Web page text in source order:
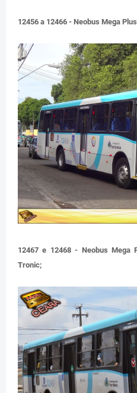
12456 a 12466 - Neobus Mega
12467 e 12468 - Neobus Mega
Tronic;